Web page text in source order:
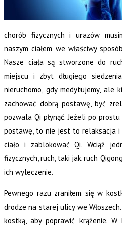
chorób fizycznych i urazów
naszym ciałem we właściwy
Nasze ciała są stworzone do
miejscu i zbyt długiego
nieruchomo, gdy medytujemy, ale
zachować dobrą postawę, być
pozwala Qi płynąć. Jeżeli po
postawę, to nie jest to relaksacja
ciało i zablokować Qi. Wciąż
fizycznych, ruch, taki jak ruch
ich wyleczenie.
Pewnego razu zraniłem się w
drodze na starej ulicy we
kostką, aby poprawić krążenie. W